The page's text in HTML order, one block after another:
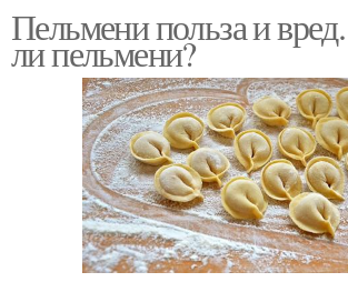
Пельмени польза и
ли пельмени?